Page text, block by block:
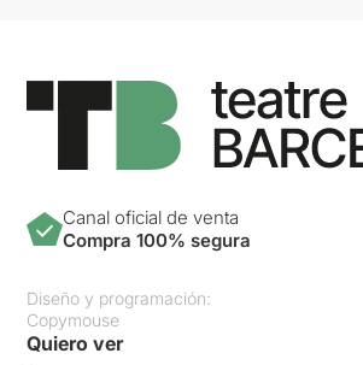
Canal oficial de venta
Compra 100% segura
Diseño y programación:
Copymouse
Quiero ver